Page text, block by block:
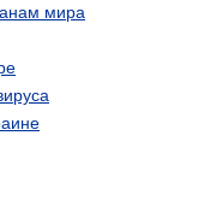
мира